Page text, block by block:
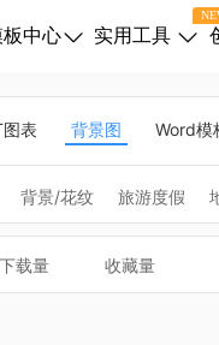
板中心 实用工具
图表 背景图 Word模
背景/花纹 旅游度假
时尚 计算机/沟通
表情
下载量 收藏量